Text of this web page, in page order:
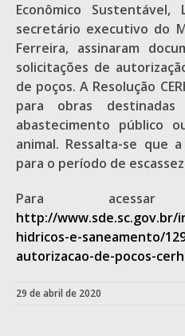
Econômico
secretário executivo do
Ferreira, assinaram
solicitações de
de poços. A Resolução
para obras
abastecimento público
animal. Ressalta-se que
para o período de
Para
http://www.sde.sc.gov.br/
hidricos-e-saneamento/
autorizacao-de-pocos-
29 de abril de 2020